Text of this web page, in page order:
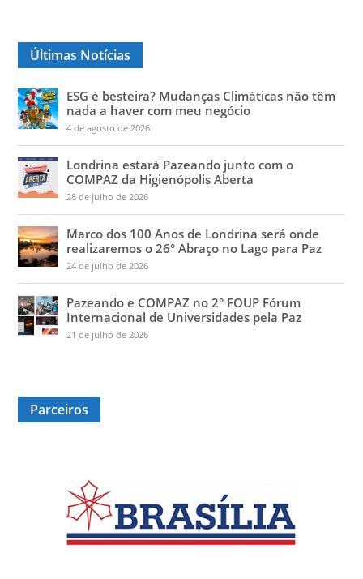
Últimas Notícias
ESG é besteira? Mudanças Climáticas não têm
nada a haver com meu negócio
4 de agosto de 2026
Londrina estará Pazeando junto com o
COMPAZ da Higienópolis Aberta
28 de julho de 2026
Marco dos 100 Anos de Londrina será onde
realizaremos o 26° Abraço no Lago para Paz
24 de julho de 2026
Pazeando e COMPAZ no 2° FOUP Fórum
Internacional de Universidades pela Paz
21 de julho de 2026
Parceiros